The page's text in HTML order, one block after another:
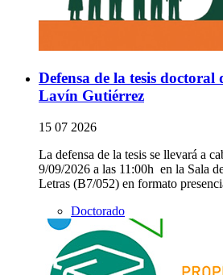
Defensa de la tesis
Lavín Gutiérrez
15 07 2026
La defensa de la tesis se llevará a
9/09/2026 a las 11:00h en la Sala
Letras (B7/052) en formato
Doctorado